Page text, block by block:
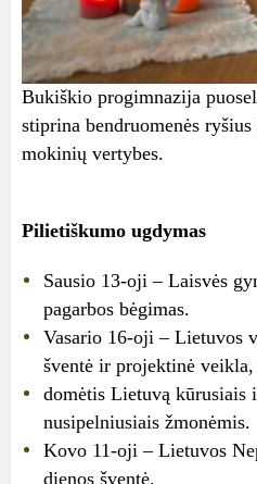
Bukiškio progimnazija
stiprina bendruomenės
mokinių vertybes.
Pilietiškumo ugdymas
Sausio 13-oji – Laisvės
pagarbos bėgimas.
Vasario 16-oji – Lietuvos
šventė ir projektinė
domėtis Lietuvą kūrusiais
nusipelniusiais žmonėmis.
Kovo 11-oji – Lietuvos
dienos šventė.